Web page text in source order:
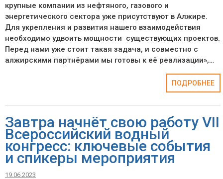
крупные компании из нефтяного, газового и
энергетического сектора уже присутствуют в Алжире.
Для укрепления и развития нашего взаимодействия
необходимо удвоить мощности существующих проектов.
Перед нами уже стоит такая задача, и совместно с
алжирскими партнёрами мы готовы к её реализации»,…
ПОДРОБНЕЕ
Завтра начнёт свою работу VII
Всероссийский водный
конгресс: ключевые события
и спикеры мероприятия
19.06.2023